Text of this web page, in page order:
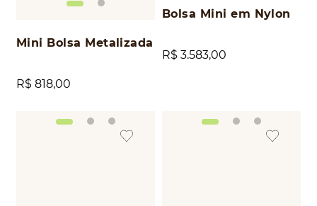
Mini Bolsa Metalizada
R$ 818,00
Bolsa Mini em Nylon
R$ 3.583,00